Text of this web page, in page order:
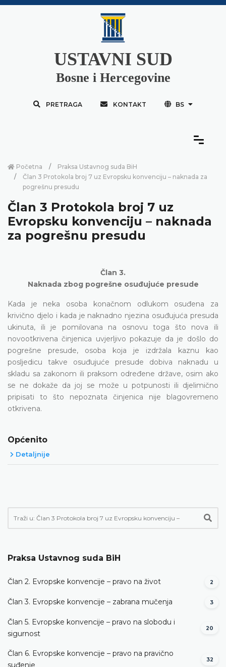
USTAVNI SUD
Bosne i Hercegovine
PRETRAGA KONTAKT BS
Početna
Praksa Ustavnog suda BiH
Član 3 Protokola broj 7 uz Evropsku konvenciju – naknada za
pogrešnu presudu
Član 3 Protokola broj 7 uz
Evropsku konvenciju – naknada
za pogrešnu presudu
Član 3.
Naknada zbog pogrešne osuđujuće presude
Kada je neka osoba konačnom odlukom osuđena za
krivično djelo i kada je naknadno njezina osuđujuća presuda
ukinuta, ili je pomilovana na osnovu toga što nova ili
novootkrivena činjenica uvjerljivo pokazuje da je došlo do
pogrešne presude, osoba koja je izdržala kaznu kao
posljedicu takve osuđujuće presude dobiva naknadu u
skladu sa zakonom ili praksom određene države, osim ako
se ne dokaže da joj se može u potpunosti ili djelimično
pripisati to što nepoznata činjenica nije blagovremeno
otkrivena.
Općenito
Detaljnije
Praksa Ustavnog suda BiH
Član 2. Evropske konvencije – pravo na život 2
Član 3. Evropske konvencije – zabrana mučenja 3
Član 5. Evropske konvencije – pravo na slobodu i
sigurnost
20
Član 6. Evropske konvencije – pravo na pravično
suđenje
32